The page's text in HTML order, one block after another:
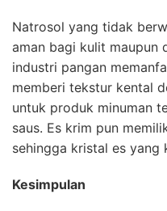
Natrosol yang tidak
aman bagi kulit maupun
industri pangan
memberi tekstur kental
untuk produk minuman
saus. Es krim pun
sehingga kristal es
Kesimpulan